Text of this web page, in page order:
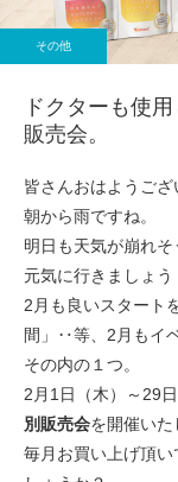
その他
ドクターも使
販売会。
皆さんおはようござ
朝から雨ですね。
明日も天気が崩れ
元気に行きましょ
2月も良いスタート
間」‥等、2月もイ
その内の１つ。
2月1日（木）～29
別販売会を開催いた
毎月お買い上げ頂